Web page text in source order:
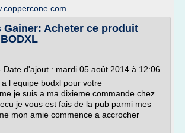
Gainer: Acheter ce produit
Date d'ajout : mardi 05 août 2014 à 12:06
l equipe bodxl pour votre
je suis a ma dixieme commande chez
je vous est fais de la pub parmi mes
mon amie commence a accrocher